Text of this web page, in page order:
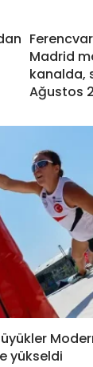
Madrid
kanalda,
Ağustos
yükseldi